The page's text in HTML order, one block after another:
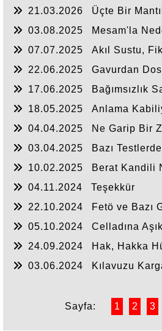
21.03.2026
Üçte Bir
03.08.2025
Mesam'la
07.07.2025
Akıl Sustu,
22.06.2025
Gavurdan
17.06.2025
Bağımsızlık
18.05.2025
Anlama
04.04.2025
Ne Garip Bir
03.04.2025
Bazı
10.02.2025
Berat Kandili
04.11.2024
Teşekkür
22.10.2024
Fetö ve Bazı
05.10.2024
Celladına
24.09.2024
Hak, Hakka
03.06.2024
Kılavuzu
Sayfa: 1 2 3